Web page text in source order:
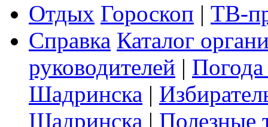
Отдых Гороскоп | ТВ-
Справка Каталог
руководителей |
Шадринска |
Шадринска | Полезные